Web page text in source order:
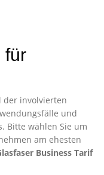
für
der involvierten
und
Bitte wählen Sie um
am ehesten
Business Tarif